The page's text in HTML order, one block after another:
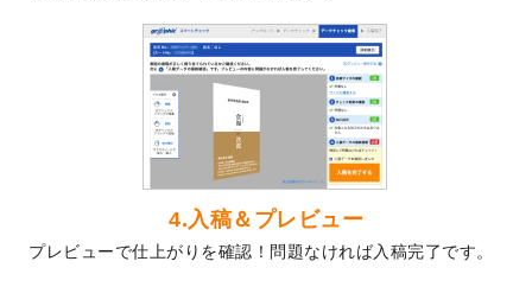
2024年版4月始まりのカレンダーデザイン
テンプレートを公開いたしました。
2024年辰年の年賀ポスターデザインテンプ
レート
を公開いたしました。
箔押し年賀状のデザインテンプレート
開いたしました。
クリアファイル、封筒、うちわにてオリジ
ナルデザインで作成できるようになりまし
た！
4.入稿＆プレビュー
プレビューで仕上がりを確認！問題なければ入稿完了です。